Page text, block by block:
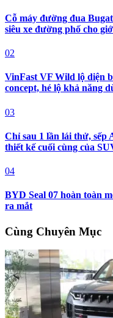
Cỗ máy đường đua
siêu xe đường phố cho
02
VinFast VF Wild lộ diện
concept, hé lộ khả năng
03
Chỉ sau 1 lần lái thử, sếp
thiết kế cuối cùng của
04
BYD Seal 07 hoàn toàn
ra mắt
Cùng Chuyên Mục